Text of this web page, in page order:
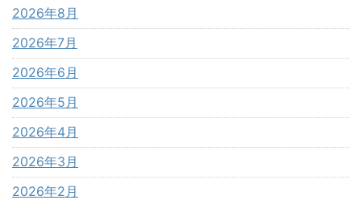
2026年8月
2026年7月
2026年6月
2026年5月
2026年4月
2026年3月
2026年2月